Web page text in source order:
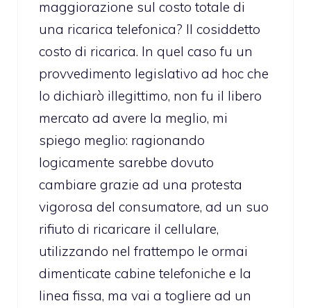
maggiorazione sul costo totale di
una ricarica telefonica? Il cosiddetto
costo di ricarica. In quel caso fu un
provvedimento legislativo ad hoc che
lo dichiarò illegittimo, non fu il libero
mercato ad avere la meglio, mi
spiego meglio: ragionando
logicamente sarebbe dovuto
cambiare grazie ad una protesta
vigorosa del consumatore, ad un suo
rifiuto di ricaricare il cellulare,
utilizzando nel frattempo le ormai
dimenticate cabine telefoniche e la
linea fissa, ma vai a togliere ad un